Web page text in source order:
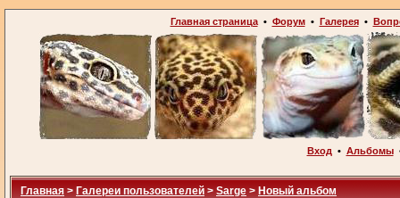
Главная страница• Форум• Галерея•
Вход • Альбомы
Главная > Галереи пользователей > Sarge > Новый альбом